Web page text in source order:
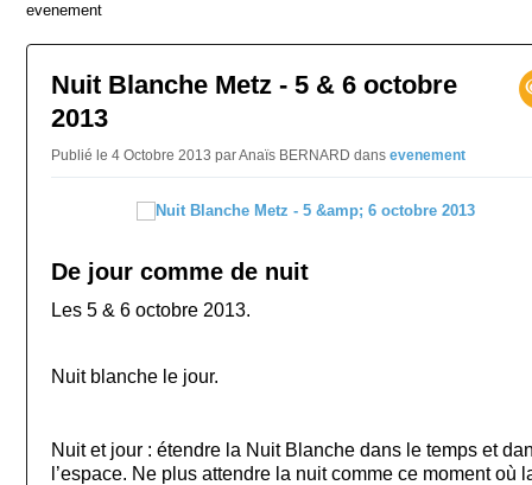
evenement
Nuit Blanche Metz - 5 & 6 octobre
2013
Publié le 4 Octobre 2013 par Anaïs BERNARD dans evenement
De jour comme de nuit
Les 5 & 6 octobre 2013.
Nuit blanche le jour.
Nuit et jour : étendre la Nuit Blanche dans le temps et
l’espace. Ne plus attendre la nuit comme ce moment où